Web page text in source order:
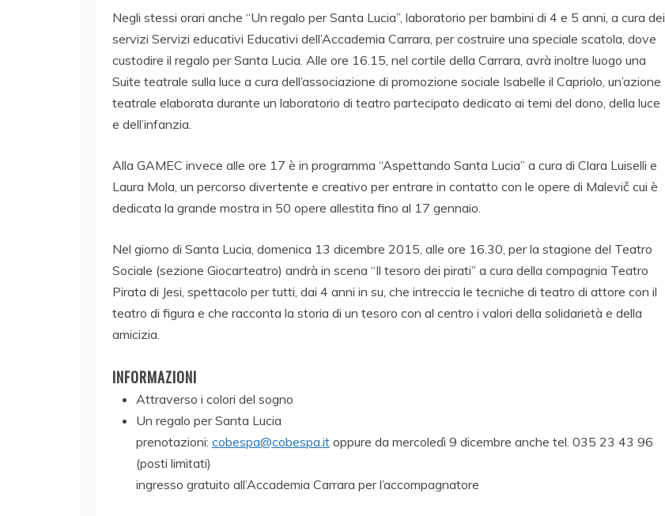
Negli stessi orari anche “Un regalo per Santa Lucia”, laboratorio per bambini di 4 e 5 anni, a cura dei
servizi Servizi educativi Educativi dell’Accademia Carrara, per costruire una speciale scatola, dove
custodire il regalo per Santa Lucia. Alle ore 16.15, nel cortile della Carrara, avrà inoltre luogo una
Suite teatrale sulla luce a cura dell’associazione di promozione sociale Isabelle il Capriolo, un’azione
teatrale elaborata durante un laboratorio di teatro partecipato dedicato ai temi del dono, della luce
e dell’infanzia.
Alla GAMEC invece alle ore 17 è in programma “Aspettando Santa Lucia” a cura di Clara Luiselli e
Laura Mola, un percorso divertente e creativo per entrare in contatto con le opere di Malevič cui è
dedicata la grande mostra in 50 opere allestita fino al 17 gennaio.
Nel giorno di Santa Lucia, domenica 13 dicembre 2015, alle ore 16.30, per la stagione del Teatro
Sociale (sezione Giocarteatro) andrà in scena “Il tesoro dei pirati” a cura della compagnia Teatro
Pirata di Jesi, spettacolo per tutti, dai 4 anni in su, che intreccia le tecniche di teatro di attore con il
teatro di figura e che racconta la storia di un tesoro con al centro i valori della solidarietà e della
amicizia.
INFORMAZIONI
Attraverso i colori del sogno
Un regalo per Santa Lucia
prenotazioni: cobespa@cobespa.it oppure da mercoledì 9 dicembre anche tel. 035 23 43 96
(posti limitati)
ingresso gratuito all’Accademia Carrara per l’accompagnatore